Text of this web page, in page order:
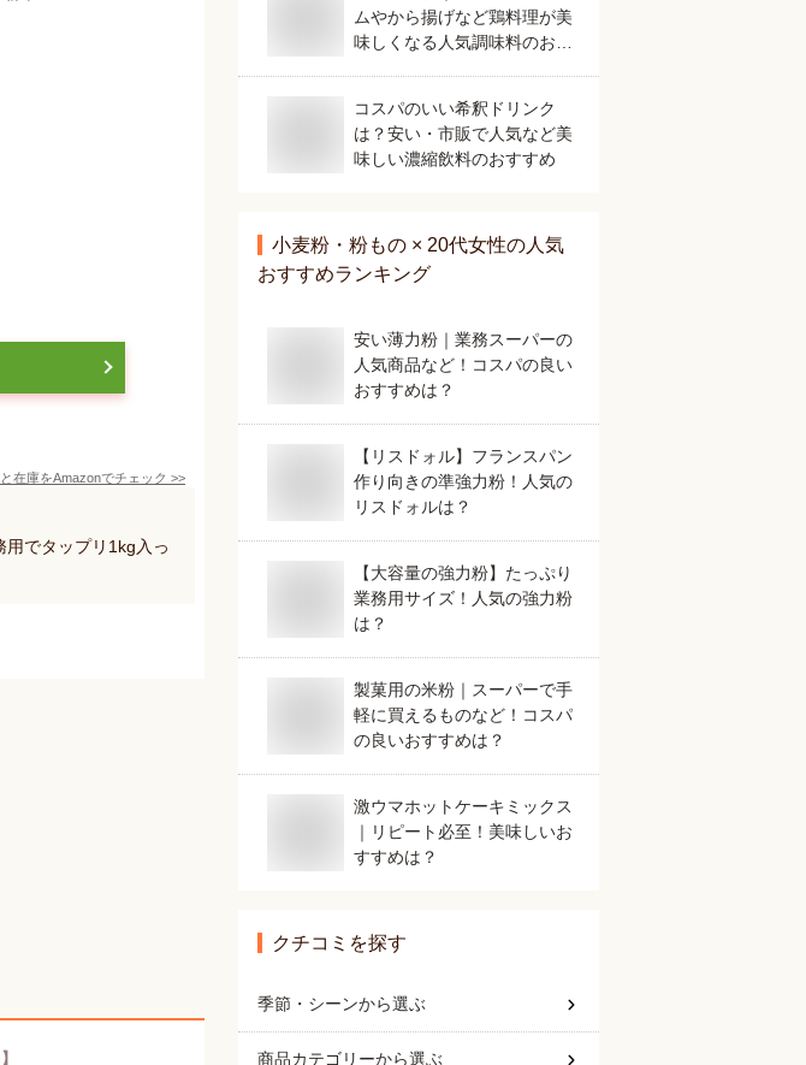
在庫をAmazonでチェック >>
でタップリ1kg入っ
ムやから揚げなど鶏料理が美
味しくなる人気調味料のおす
コスパのいい希釈ドリンク
は？安い・市販で人気など美
味しい濃縮飲料のおすすめ
小麦粉・粉もの × 20代女性の人気
おすすめランキング
安い薄力粉｜業務スーパーの
人気商品など！コスパの良い
おすすめは？
【リスドォル】フランスパン
作り向きの準強力粉！人気の
リスドォルは？
【大容量の強力粉】たっぷり
業務用サイズ！人気の強力粉
は？
製菓用の米粉｜スーパーで手
軽に買えるものなど！コスパ
の良いおすすめは？
激ウマホットケーキミックス
｜リピート必至！美味しいお
すすめは？
クチコミを探す
季節・シーンから選ぶ
商品カテゴリーから選ぶ